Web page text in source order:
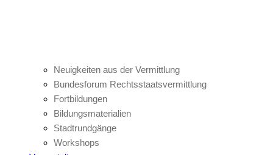
Neuigkeiten aus der Vermittlung
Bundesforum Rechtsstaatsvermittlung
Fortbildungen
Bildungsmaterialien
Stadtrundgänge
Workshops